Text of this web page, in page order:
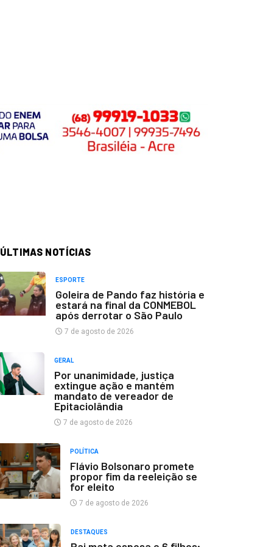
ÚLTIMAS NOTÍCIAS
ESPORTE
Goleira de Pando faz história e
estará na final da CONMEBOL
após derrotar o São Paulo
7 de agosto de 2026
GERAL
Por unanimidade, justiça
extingue ação e mantém
mandato de vereador de
Epitaciolândia
7 de agosto de 2026
POLÍTICA
Flávio Bolsonaro promete
propor fim da reeleição se
for eleito
7 de agosto de 2026
DESTAQUES